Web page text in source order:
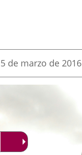
Fecha
la
5 de marzo de 2016